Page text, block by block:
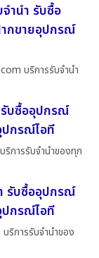
ำนำ รับซื้อ
กขายอุปกรณ์
บริการรับจำนำ
รับซื้ออุปกรณ์
ปกรณ์ไอที
ริการรับจำนำของทุก
รับซื้ออุปกรณ์
ปกรณ์ไอที
ริการรับจำนำของ